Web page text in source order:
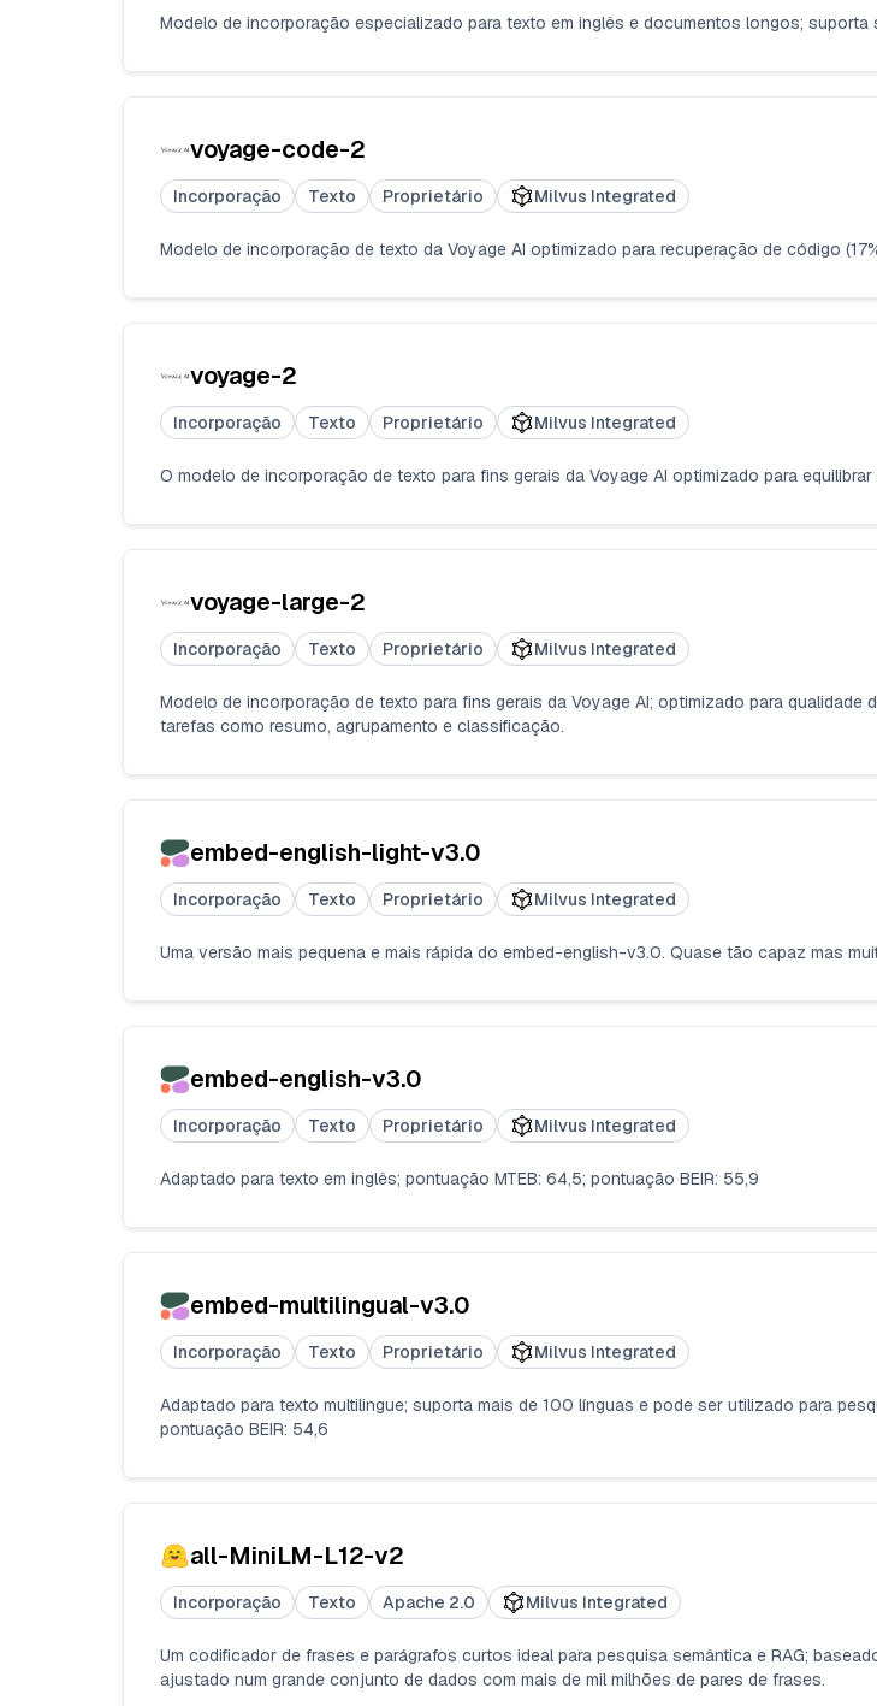
Modelo de incorporação especializado para texto em inglês e documentos longos;
voyage-code-2
Incorporação Texto Proprietário Milvus Integrated
Modelo de incorporação de texto da Voyage AI optimizado para recuperação de código
voyage-2
Incorporação Texto Proprietário Milvus Integrated
O modelo de incorporação de texto para fins gerais da Voyage AI optimizado para
voyage-large-2
Incorporação Texto Proprietário Milvus Integrated
Modelo de incorporação de texto para fins gerais da Voyage AI; optimizado para qualidade
tarefas como resumo, agrupamento e classificação.
embed-english-light-v3.0
Incorporação Texto Proprietário Milvus Integrated
Uma versão mais pequena e mais rápida do embed-english-v3.0. Quase tão capaz mas
embed-english-v3.0
Incorporação Texto Proprietário Milvus Integrated
Adaptado para texto em inglês; pontuação MTEB: 64,5; pontuação BEIR: 55,9
embed-multilingual-v3.0
Incorporação Texto Proprietário Milvus Integrated
Adaptado para texto multilingue; suporta mais de 100 línguas e pode ser utilizado para
pontuação BEIR: 54,6
all-MiniLM-L12-v2
Incorporação Texto Apache 2.0 Milvus Integrated
Um codificador de frases e parágrafos curtos ideal para pesquisa semântica e RAG;
ajustado num grande conjunto de dados com mais de mil milhões de pares de frases.